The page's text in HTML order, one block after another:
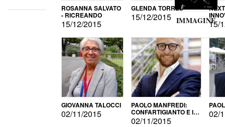
ROSANNA SALVATO
- RICREANDO
15/12/2015
GLENDA TORRES
15/12/2015
15/
GIOVANNA TALOCCI
02/11/2015
PAOLO MANFREDI:
CONFARTIGIANTO E IL
SONDAGGIO
02/11/2015
02/
IMMAGINE